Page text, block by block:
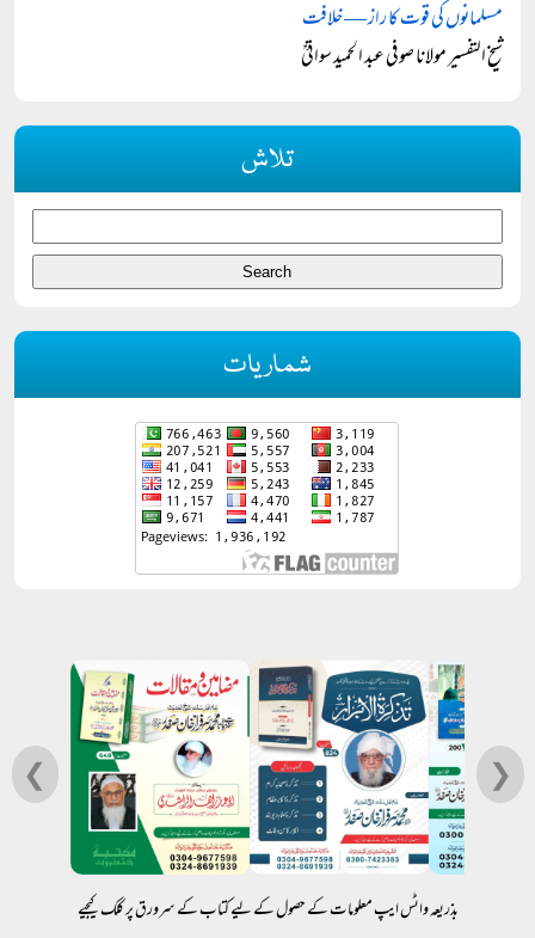
مسلمانوں کی قوت کا راز — خلافت
شیخ التفسیر مولانا صوفی عبد الحمید سواتیؒ
تلاش
شماریات
❮ ❯
بذریعہ واٹس ایپ معلومات کے حصول کے لیے کتاب کے سرورق پر کلک کیجیے